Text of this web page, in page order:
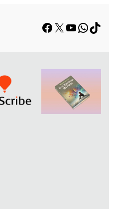
Facebook
X YouTube